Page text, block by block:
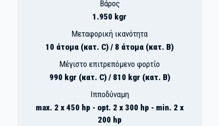
Βάρος
1.950 kgr
Μεταφορική ικανότητα
10 άτομα (κατ. C) / 8 άτομα (κατ. B)
Μέγιστο επιτρεπόμενο φορτίο
990 kgr (κατ. C) / 810 kgr (κατ. B)
Ιπποδύναμη
max. 2 x 450 hp - opt. 2 x 300 hp - min. 2 x
200 hp